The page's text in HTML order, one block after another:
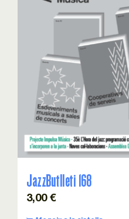
JazzButlleti 168
3,00 €